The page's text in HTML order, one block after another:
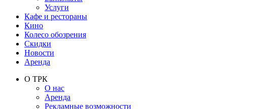
Услуги
Кафе и рестораны
Кино
Колесо обозрения
Скидки
Новости
Аренда
О ТРК
О нас
Аренда
Рекламные возможности